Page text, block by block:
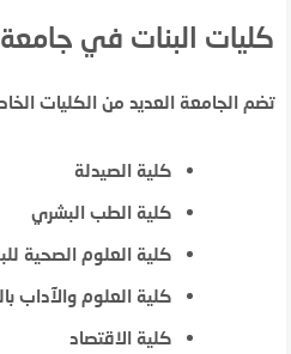
كليات البنات في
تضم الجامعة العديد من الكليات
كلية الصيدلة
كلية الطب البشري
كلية العلوم الصحية
كلية العلوم والآداب
كلية الاقتصاد